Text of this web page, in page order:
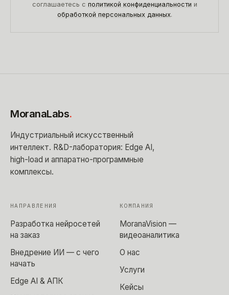
соглашаетесь с политикой конфиденциальности и
обработкой персональных данных.
MoranaLabs.
Индустриальный искусственный
интеллект. R&D-лаборатория: Edge AI,
high-load и аппаратно-программные
комплексы.
НАПРАВЛЕНИЯ
Разработка нейросетей
на заказ
Внедрение ИИ — с чего
начать
Edge AI & АПК
КОМПАНИЯ
MoranaVision —
видеоаналитика
О нас
Услуги
Кейсы